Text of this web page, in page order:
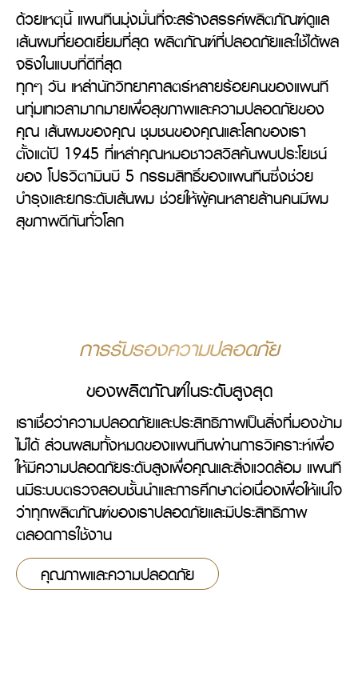
ด้วยเหตุนี้ แพนทีนมุ่งมั่นที่จะสร้างสรรค์ผลิตภัณฑ์ดูแล
เส้นผมที่ยอดเยี่ยมที่สุด ผลิตภัณฑ์ที่ปลอดภัยและใช้ได้ผล
จริงในแบบที่ดีที่สุด
ทุกๆ วัน เหล่านักวิทยาศาสตร์หลายร้อยคนของแพนที
นทุ่มเทเวลามากมายเพื่อสุขภาพและความปลอดภัยของ
คุณ เส้นผมของคุณ ชุมชนของคุณและโลกของเรา
ตั้งแต่ปี 1945 ที่เหล่าคุณหมอชาวสวิสค้นพบประโยชน์
ของ โปรวิตามินบี 5 กรรมสิทธิ์ของแพนทีนซึ่งช่วย
บำรุงและยกระดับเส้นผม ช่วยให้ผู้คนหลายล้านคนมีผม
สุขภาพดีกันทั่วโลก
การรับรองความปลอดภัย
ของผลิตภัณฑ์ในระดับสูงสุด
เราเชื่อว่าความปลอดภัยและประสิทธิภาพเป็นสิ่งที่มองข้าม
ไม่ได้ ส่วนผสมทั้งหมดของแพนทีนผ่านการวิเคราะห์เพื่อ
ให้มีความปลอดภัยระดับสูงเพื่อคุณและสิ่งแวดล้อม แพนที
นมีระบบตรวจสอบชั้นนำและการศึกษาต่อเนื่องเพื่อให้แน่ใจ
ว่าทุกผลิตภัณฑ์ของเราปลอดภัยและมีประสิทธิภาพ
ตลอดการใช้งาน
คุณภาพและความปลอดภัย